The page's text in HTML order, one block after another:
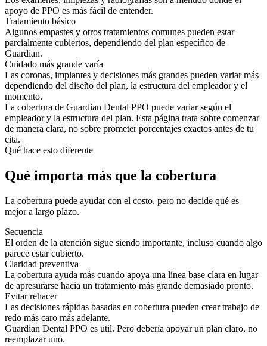
apoyo de PPO es más fácil de entender.
Tratamiento básico
Algunos empastes y otros tratamientos comunes pueden estar
parcialmente cubiertos, dependiendo del plan específico de
Guardian.
Cuidado más grande varía
Las coronas, implantes y decisiones más grandes pueden variar más
dependiendo del diseño del plan, la estructura del empleador y el
momento.
La cobertura de Guardian Dental PPO puede variar según el
empleador y la estructura del plan. Esta página trata sobre comenzar
de manera clara, no sobre prometer porcentajes exactos antes de tu
cita.
Qué hace esto diferente
Qué importa más que la cobertura
La cobertura puede ayudar con el costo, pero no decide qué es
mejor a largo plazo.
Secuencia
El orden de la atención sigue siendo importante, incluso cuando algo
parece estar cubierto.
Claridad preventiva
La cobertura ayuda más cuando apoya una línea base clara en lugar
de apresurarse hacia un tratamiento más grande demasiado pronto.
Evitar rehacer
Las decisiones rápidas basadas en cobertura pueden crear trabajo de
redo más caro más adelante.
Guardian Dental PPO es útil. Pero debería apoyar un plan claro, no
reemplazar uno.